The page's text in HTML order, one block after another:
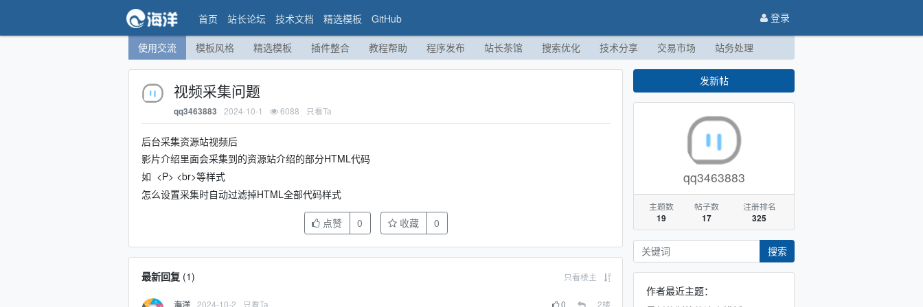
首页 站长论坛 技术文档 精选模板 GitHub 登录
使用交流 模板风格 精选模板 插件整合 教程帮助 程序发布 站长茶馆 搜索优化 技术分享 交易市场 站务处理
视频采集问题
qq3463883 2024-10-1 6088 只看Ta
后台采集资源站视频后
影片介绍里面会采集到的资源站介绍的部分HTML代码
如 <P> <br>等样式
怎么设置采集时自动过滤掉HTML全部代码样式
点赞 0 收藏 0
最新回复(1) 只看楼主
海洋 2024-10-2 只看Ta 0 2楼
发新帖
qq3463883
主题数
19
帖子数
17
注册排名
325
搜索
作者最近主题：